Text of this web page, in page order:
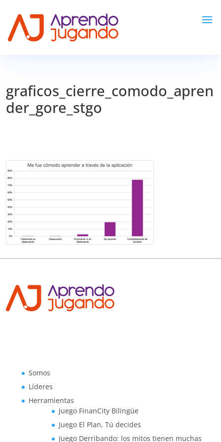
graficos_cierre_comodo_apren
der_gore_stgo
Somos
Líderes
Herramientas
Juego FinanCity Bilingüe
Juego El Plan, Tú decides
Juego Derribando: los mitos tienen muchas